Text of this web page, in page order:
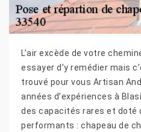
L’air excède de votre
essayer d’y remédier mais
trouvé pour vous Artisan
années d’expériences à
des capacités rares et doté
performants : chapeau de